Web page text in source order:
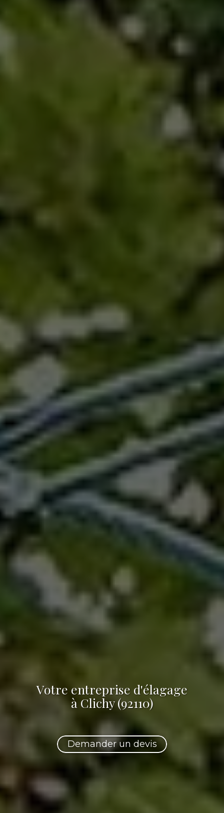
Votre entreprise d'élagage
à Clichy (92110)
Demander un devis